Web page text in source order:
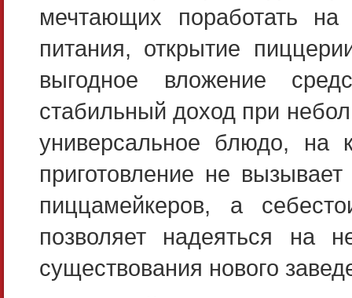
мечтающих поработать на
питания, открытие
выгодное вложение
стабильный доход при
универсальное блюдо, на
приготовление не
пиццамейкеров, а
позволяет надеяться
существования нового